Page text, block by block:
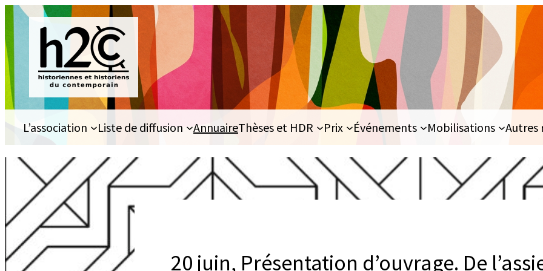
Aller
au
contenu
L’association Liste de diffusion AnnuaireThèses et HDR Prix Événements Mobilisations Autres
20 juin, Présentation d’ouvrage. De